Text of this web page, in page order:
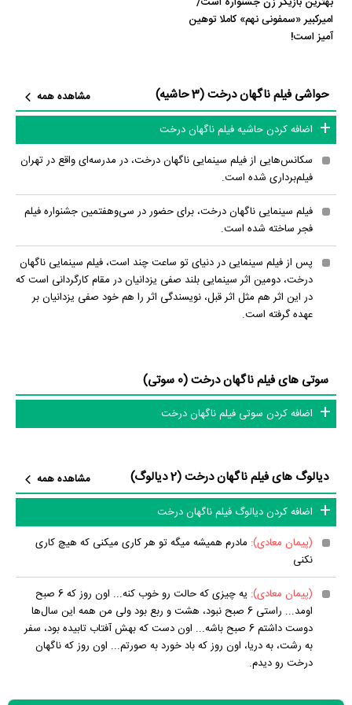
امیر‌کبیر «سمفونی نهم» کاملا توهین
آمیز است!
حواشی فیلم ناگهان درخت (3 حاشیه)
مشاهده همه
اضافه کردن حاشیه فیلم ناگهان درخت
سکانس‌هایی از فیلم سینمایی ناگهان درخت، در مدرسه‌ای واقع در تهران
فیلم‌برداری شده است.
فیلم سینمایی ناگهان درخت، برای حضور در سی‌و‌هفتمین جشنواره فیلم
فجر ساخته شده است.
پس از فیلم سینمایی در دنیای تو ساعت چند است، فیلم سینمایی ناگهان
درخت، دومین اثر سینمایی بلند صفی یزدانیان در مقام کارگردانی است که
در این اثر هم مثل اثر قبل، نویسندگی اثر را هم خود صفی یزدانیان بر
عهده گرفته است.
سوتی های فیلم ناگهان درخت (0 سوتی)
اضافه کردن سوتی فیلم ناگهان درخت
دیالوگ های فیلم ناگهان درخت (2 دیالوگ)
مشاهده همه
اضافه کردن دیالوگ فیلم ناگهان درخت
(پیمان معادی): مادرم همیشه میگه تو هر کاری میکنی که هیچ کاری
نکنی
(پیمان معادی):
یه چیزی که حالت رو خوب کنه... اون روز که 6 صبح
اومد... راستی 6 صبح نبود، هشت و ربع بود ولی من همه این سال‌ها
دوست داشتم 6 صبح باشه... اون دست که بهش آفتاب تابیده بود، سفر
به رشت، به دریا، اون روز که باد خورد به صورتم... اون روز که ناگهان
درخت رو دیدم.